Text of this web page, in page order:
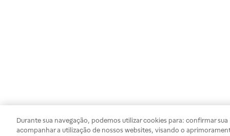
Durante sua navegação, podemos utilizar cookies para: confirmar
acompanhar a utilização de nossos websites, visando o